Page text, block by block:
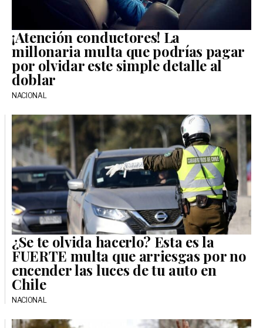
¡Atención conductores! La
millonaria multa que podrías pagar
por olvidar este simple detalle al
doblar
NACIONAL
¿Se te olvida hacerlo? Esta es la
FUERTE multa que arriesgas por no
encender las luces de tu auto en
Chile
NACIONAL